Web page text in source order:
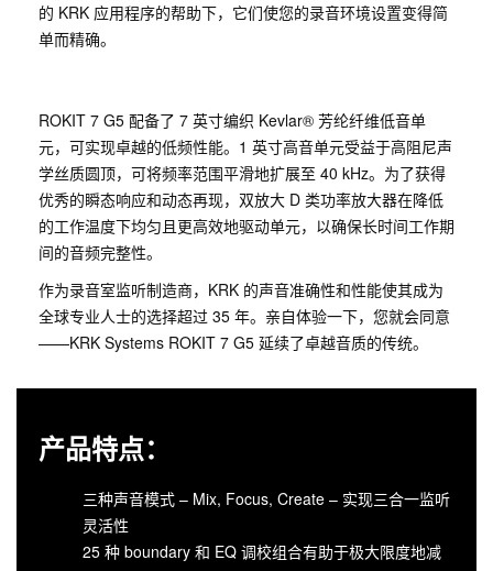
的 KRK 应用程序的帮助下，它们使您的录音环境设置变得简
单而精确。
ROKIT 7 G5 配备了 7 英寸编织 Kevlar® 芳纶纤维低音单
元，可实现卓越的低频性能。1 英寸高音单元受益于高阻尼声
学丝质圆顶，可将频率范围平滑地扩展至 40 kHz。为了获得
优秀的瞬态响应和动态再现，双放大 D 类功率放大器在降低
的工作温度下均匀且更高效地驱动单元，以确保长时间工作期
间的音频完整性。
作为录音室监听制造商，KRK 的声音准确性和性能使其成为
全球专业人士的选择超过 35 年。亲自体验一下，您就会同意
——KRK Systems ROKIT 7 G5 延续了卓越音质的传统。
产品特点：
三种声音模式 – Mix, Focus, Create – 实现三合一监听
灵活性
25 种 boundary 和 EQ 调校组合有助于极大限度地减